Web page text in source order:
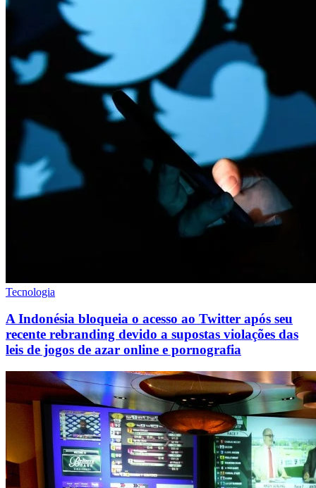
Tecnologia
A Indonésia bloqueia o acesso ao Twitter após seu
recente rebranding devido a supostas violações das
leis de jogos de azar online e pornografia